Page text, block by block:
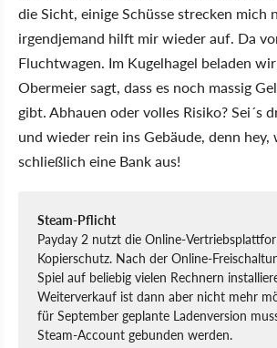
die Sicht, einige Schüsse strecken mich
irgendjemand hilft mir wieder auf. Da
Fluchtwagen. Im Kugelhagel beladen
Obermeier sagt, dass es noch massig
gibt. Abhauen oder volles Risiko? Sei´s
und wieder rein ins Gebäude, denn
schließlich eine Bank aus!
Steam-Pflicht
Payday 2 nutzt die Online-
Kopierschutz. Nach der Online-
Spiel auf beliebig vielen Rechnern
Weiterverkauf ist dann aber nicht mehr
für September geplante Ladenversion
Steam-Account gebunden werden.